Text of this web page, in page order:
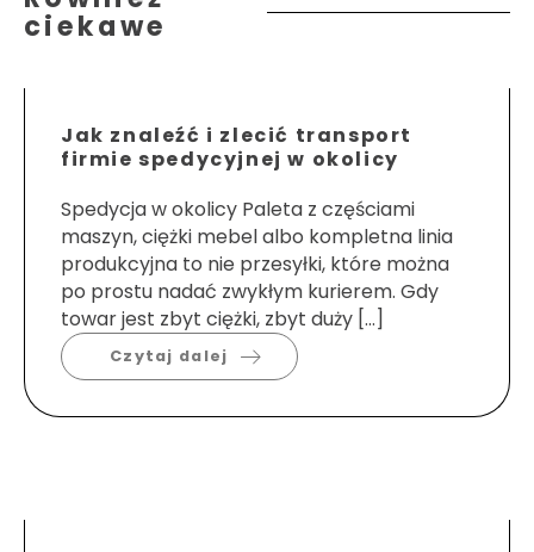
ciekawe
Jak znaleźć i zlecić transport
firmie spedycyjnej w okolicy
Spedycja w okolicy Paleta z częściami
maszyn, ciężki mebel albo kompletna linia
produkcyjna to nie przesyłki, które można
po prostu nadać zwykłym kurierem. Gdy
towar jest zbyt ciężki, zbyt duży […]
Czytaj dalej